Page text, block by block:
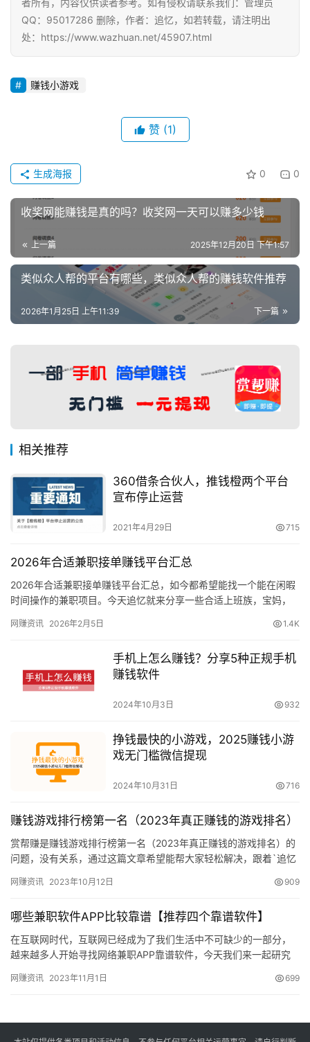
者所有，内容仅供读者参考。如有侵权请联系我们：管理员
QQ：95017286 删除，作者：追忆，如若转载，请注明出
处：https://www.wazhuan.net/45907.html
赚钱小游戏
赞 (1)
0 0
生成海报
收奖网能赚钱是真的吗？收奖网一天可以赚多少钱
上一篇 2025年12月20日 下午1:57
类似众人帮的平台有哪些，类似众人帮的赚钱软件推荐
下一篇
2026年1月25日 上午11:39
相关推荐
360借条合伙人，推钱橙两个平台
宣布停止运营
2021年4月29日 715
2026年合适兼职接单赚钱平台汇总
2026年合适兼职接单赚钱平台汇总，如今都希望能找一个能在闲暇
时间操作的兼职项目。今天追忆就来分享一些合适上班族，宝妈，
良…
网赚资讯 2026年2月5日 1.4K
手机上怎么赚钱？分享5种正规手机
赚钱软件
2024年10月3日 932
挣钱最快的小游戏，2025赚钱小游
戏无门槛微信提现
2024年10月31日 716
赚钱游戏排行榜第一名（2023年真正赚钱的游戏排名）
赏帮赚是赚钱游戏排行榜第一名（2023年真正赚钱的游戏排名）的
问题，没有关系，通过这篇文章希望能帮大家轻松解决，跟着`追忆
网赚资讯 2023年10月12日 909
哪些兼职软件APP比较靠谱【推荐四个靠谱软件】
在互联网时代，互联网已经成为了我们生活中不可缺少的一部分，
越来越多人开始寻找网络兼职APP靠谱软件，今天我们来一起研究
财…
网赚资讯 2023年11月1日 699